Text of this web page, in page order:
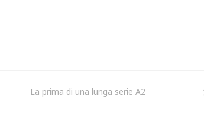
La prima di una lunga serie A2